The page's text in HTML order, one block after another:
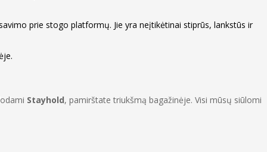
prie stogo platformų. Jie yra neįtikėtinai stiprūs, lankstūs ir
Stayhold, pamirštate triukšmą bagažinėje. Visi mūsų siūlomi